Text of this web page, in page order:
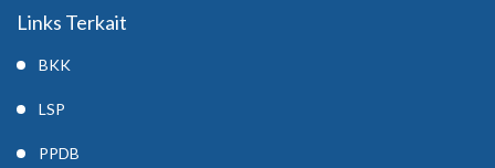
Links Terkait
BKK
LSP
PPDB